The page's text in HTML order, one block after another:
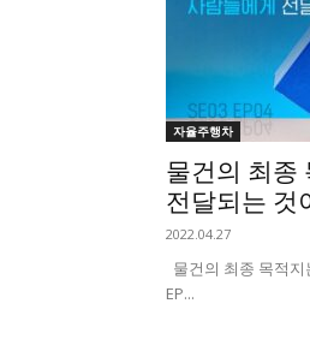
자율주행차
물건의 최종
전달되는 것
2022.04.27
물건의 최종 목적
EP...